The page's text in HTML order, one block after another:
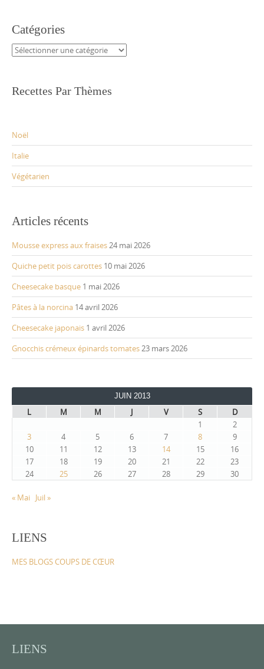
Catégories
Catégories
Recettes Par Thèmes
Noël
Italie
Végétarien
Articles récents
Mousse express aux fraises24 mai 2026
Quiche petit pois carottes 10 mai 2026
Cheesecake basque 1 mai 2026
Pâtes à la norcina 14 avril 2026
Cheesecake japonais 1 avril 2026
Gnocchis crémeux épinards tomates23 mars 2026
JUIN 2013
L M M J V S
D
1
2
3
4 5 6 7 8
9
10
11 12 13 14 15
16
17
18 19 20 21 22
23
24
25 26 27 28 29 30
« Mai Juil »
LIENS
MES BLOGS COUPS DE CŒUR
LIENS